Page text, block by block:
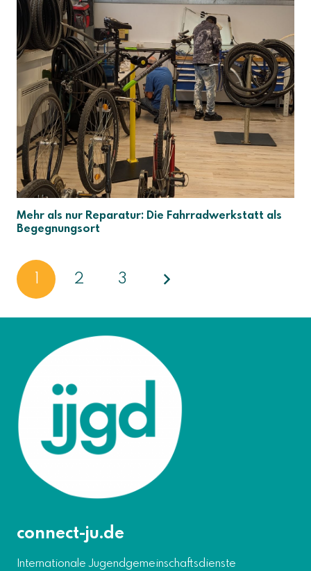
Mehr als nur Reparatur: Die Fahrradwerkstatt als
Begegnungsort
2 3
connect-ju.de
Internationale Jugendgemeinschaftsdienste